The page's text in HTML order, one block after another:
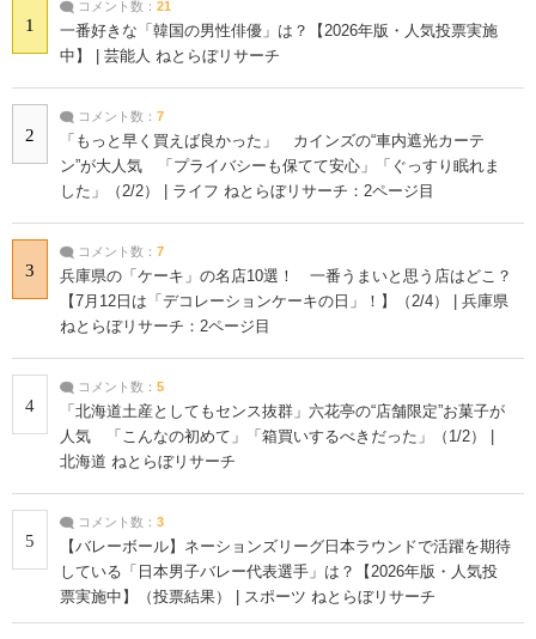
1
コメント数： 21
一番好きな「韓国の男性俳優」は？【2026年版・人気投票実施
中】 | 芸能人 ねとらぼリサーチ
2
コメント数： 7
「もっと早く買えば良かった」 カインズの“車内遮光カーテ
ン”が大人気 「プライバシーも保てて安心」「ぐっすり眠れま
した」（2/2） | ライフ ねとらぼリサーチ：2ページ目
3
コメント数： 7
兵庫県の「ケーキ」の名店10選！ 一番うまいと思う店はどこ？
【7月12日は「デコレーションケーキの日」！】（2/4） | 兵庫県
ねとらぼリサーチ：2ページ目
4
コメント数： 5
「北海道土産としてもセンス抜群」六花亭の“店舗限定”お菓子が
人気 「こんなの初めて」「箱買いするべきだった」（1/2） |
北海道 ねとらぼリサーチ
5
コメント数： 3
【バレーボール】ネーションズリーグ日本ラウンドで活躍を期待
している「日本男子バレー代表選手」は？【2026年版・人気投
票実施中】（投票結果） | スポーツ ねとらぼリサーチ